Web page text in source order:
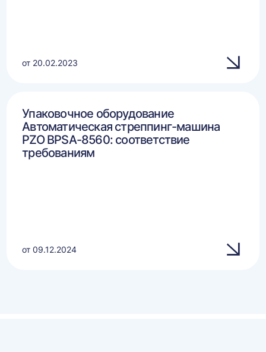
от 20.02.2023
Упаковочное оборудование
Автоматическая стреппинг-машина
PZO BPSA-8560: соответствие
требованиям
от 09.12.2024